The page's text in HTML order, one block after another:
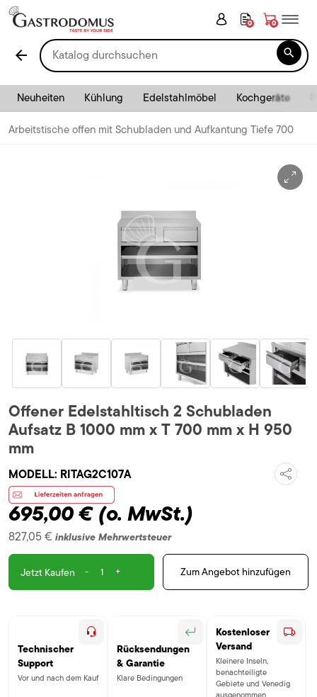
0 0
arrow_back 
Neuheiten Kühlung Edelstahlmöbel Kochgeräte
Arbeitstische offen mit Schubladen und Aufkantung Tiefe 700
Offener Edelstahltisch 2 Schubladen
Aufsatz B 1000 mm x T 700 mm x H 950
mm
MODELL: RITAG2C107A
695,00 €(o. MwSt.)
827,05 € inklusive Mehrwertsteuer
Jetzt Kaufen - + Zum Angebot hinzufügen
Technischer
Support
Vor und nach dem Kauf
Rücksendungen
& Garantie
Klare Bedingungen
Kostenloser
Versand
Kleinere Inseln,
benachteiligte
Gebiete und Venedig